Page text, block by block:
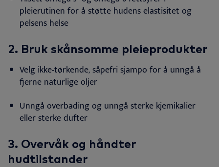
pleierutinen for å støtte hudens elastisitet og
pelsens helse
2. Bruk skånsomme pleieprodukter
Velg ikke-tørkende, såpefri sjampo for å unngå å
fjerne naturligeoljer
Unngå overbading og unngå sterke kjemikalier
eller sterkedufter
3. Overvåk og håndter
hudtilstander